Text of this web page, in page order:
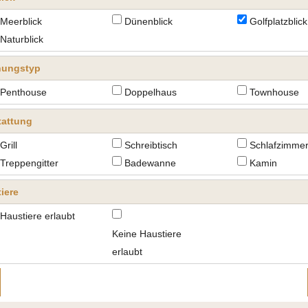
Meerblick Dünenblick
Golfplatzblick
Naturblick
Penthouse Doppelhaus Townhouse
Grill Schreibtisch
Treppengitter
Badewanne Kamin
Haustiere erlaubt
Keine Haustiere
erlaubt